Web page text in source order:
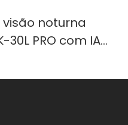
noturna
30L PRO com IA
a laser de